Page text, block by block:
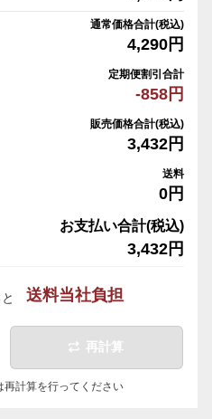
再計算を行ってください
再計算
通常価格合計(税込)
4,290円
定期便割引合計
-858円
販売価格合計(税込)
3,432円
送料
0円
お支払い合計(税込)
3,432円
送料当社負担